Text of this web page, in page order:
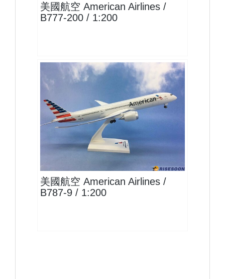
美國航空 American Airlines /
B777-200 / 1:200
AAL20B789P01
美國航空 American Airlines /
B787-9 / 1:200